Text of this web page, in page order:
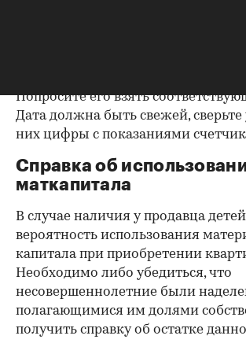
Попросите его взять
Дата должна быть свежей, сверьте
них цифры с показаниями
Справка об
маткапитала
В случае наличия у продавца детей
вероятность использования
капитала при приобретении
Необходимо либо убедиться, что
несовершеннолетние были
полагающимися им долями
получить справку об остатке